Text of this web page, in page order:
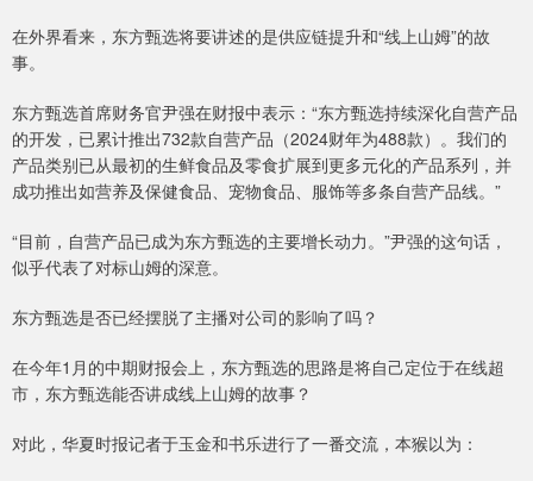
在外界看来，东方甄选将要讲述的是供应链提升和“线上山姆”的故
事。
东方甄选首席财务官尹强在财报中表示：“东方甄选持续深化自营产品
的开发，已累计推出732款自营产品（2024财年为488款）。我们的
产品类别已从最初的生鲜食品及零食扩展到更多元化的产品系列，并
成功推出如营养及保健食品、宠物食品、服饰等多条自营产品线。”
“目前，自营产品已成为东方甄选的主要增长动力。”尹强的这句话，
似乎代表了对标山姆的深意。
东方甄选是否已经摆脱了主播对公司的影响了吗？
在今年1月的中期财报会上，东方甄选的思路是将自己定位于在线超
市，东方甄选能否讲成线上山姆的故事？
对此，华夏时报记者于玉金和书乐进行了一番交流，本猴以为：